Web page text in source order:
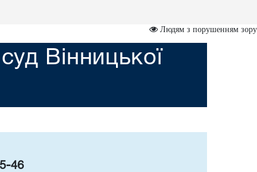
Людям з порушенням зору
Вінницької
46